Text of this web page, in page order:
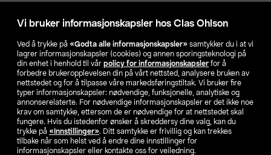
Vi bruker informasjonskapsler hos Clas Ohlson
Ved å trykke på «Godta alle informasjonskapsler» samtykker du i at vi
lagrer informasjonskapsler (cookies) og annen sporingsteknologi på
din enhet i henhold til vår policy for informasjonskapsler for å
forbedre brukeropplevelsen din på vårt nettsted, analysere bruken av
nettstedet og for å tilpasse våre markedsføringstiltak. Vi bruker fire
typer informasjonskapsler: nødvendige, funksjonelle, analytiske og
annonserelaterte. For nødvendige informasjonskapsler er det ikke noe
krav om samtykke, ettersom de er nødvendige for at nettstedet skal
fungere. Hvis du istedenfor ønsker å skreddersy dine valg, kan du
trykke på «Innstillinger». Ditt samtykke er frivillig og kan trekkes
tilbake når som helst ved å endre dine innstillinger for
informasjonskapsler eller kontakte oss for veiledning.
Våre selskaper
Finn din butikk
SE NO FI